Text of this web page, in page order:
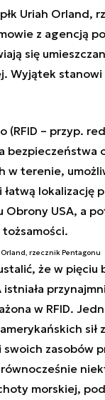
Uriah Orland,
z agencją
się
Wyjątek
(RFID – przyp.
bezpieczeństwa
w terenie,
lokalizację
Obrony USA, a
Orland, rzecznik Pentagonu
że w pięciu
w RFID.
sił
zasobów
morskiej,